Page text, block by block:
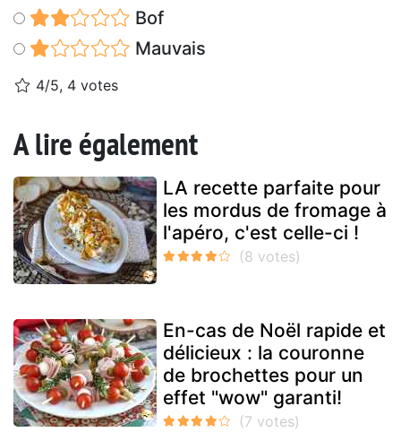
Bof
Mauvais
4/5, 4 votes
A lire également
LA recette parfaite pour
les mordus de fromage à
l'apéro, c'est celle-ci !
En-cas de Noël rapide et
délicieux : la couronne
de brochettes pour un
effet "wow" garanti!